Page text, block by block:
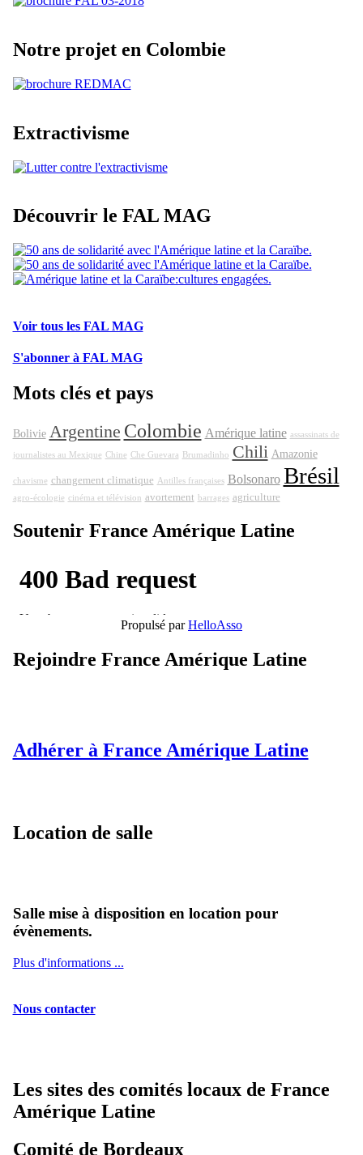
Notre projet en Colombie
Extractivisme
Découvrir le FAL MAG
Voir tous les FAL MAG
S'abonner à FAL MAG
Mots clés et pays
Bolivie Argentine Colombie Amérique latine assassinats de
journalistes au Mexique Chine Che Guevara Brumadinho Chili Amazonie
chavisme changement climatique Antilles françaises Bolsonaro Brésil
agro-écologie cinéma et télévision avortement barrages agriculture
Soutenir France Amérique Latine
Propulsé parHelloAsso
Rejoindre France Amérique Latine
Adhérer à France Amérique Latine
Location de salle
Salle mise à disposition en location pour
évènements.
Plus d'informations ...
Nous contacter
Les sites des comités locaux de France
Amérique Latine
Comité de Bordeaux